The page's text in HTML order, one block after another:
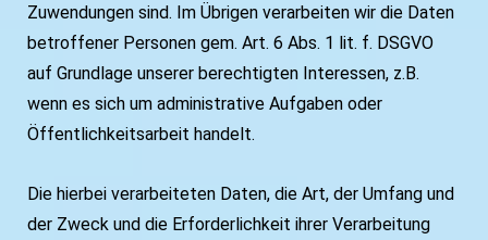
Zuwendungen sind. Im Übrigen verarbeiten wir die Daten
betroffener Personen gem. Art. 6 Abs. 1 lit. f. DSGVO
auf Grundlage unserer berechtigten Interessen, z.B.
wenn es sich um administrative Aufgaben oder
Öffentlichkeitsarbeit handelt.
Die hierbei verarbeiteten Daten, die Art, der Umfang und
der Zweck und die Erforderlichkeit ihrer Verarbeitung